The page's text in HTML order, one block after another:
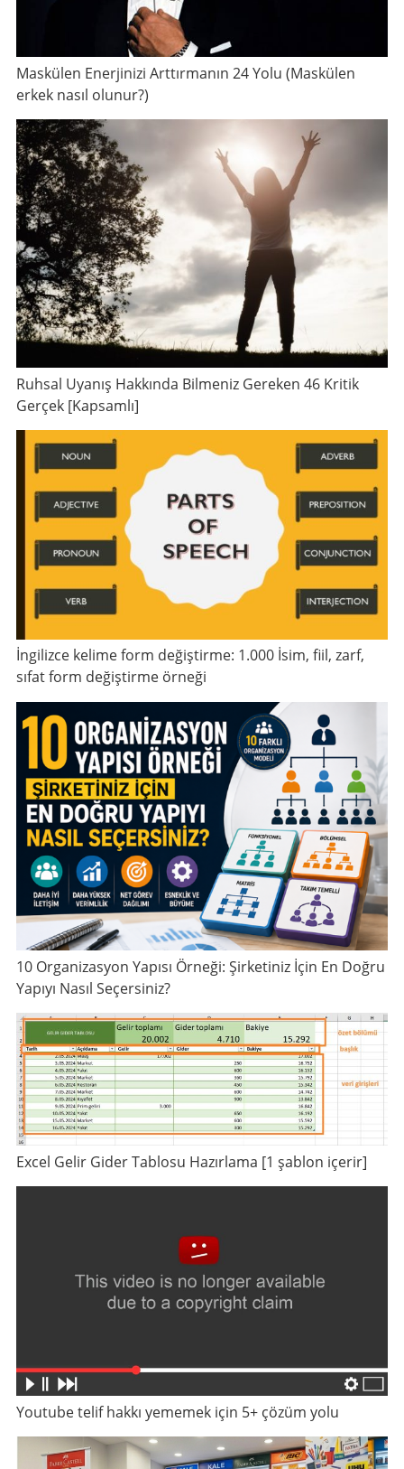
Maskülen Enerjinizi Arttırmanın 24 Yolu (Maskülen
erkek nasıl olunur?)
Ruhsal Uyanış Hakkında Bilmeniz Gereken 46 Kritik
Gerçek [Kapsamlı]
İngilizce kelime form değiştirme: 1.000 İsim, fiil, zarf,
sıfat form değiştirme örneği
10 Organizasyon Yapısı Örneği: Şirketiniz İçin En Doğru
Yapıyı Nasıl Seçersiniz?
Excel Gelir Gider Tablosu Hazırlama [1 şablon içerir]
Youtube telif hakkı yememek için 5+ çözüm yolu